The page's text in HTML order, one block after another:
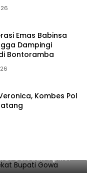
Emas Babinsa
Dampingi
Bontoramba
Kombes Pol
Orang Dekat
Di Geledah Tipikor